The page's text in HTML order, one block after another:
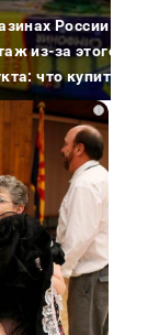
России
из-за этого
что купить?
i